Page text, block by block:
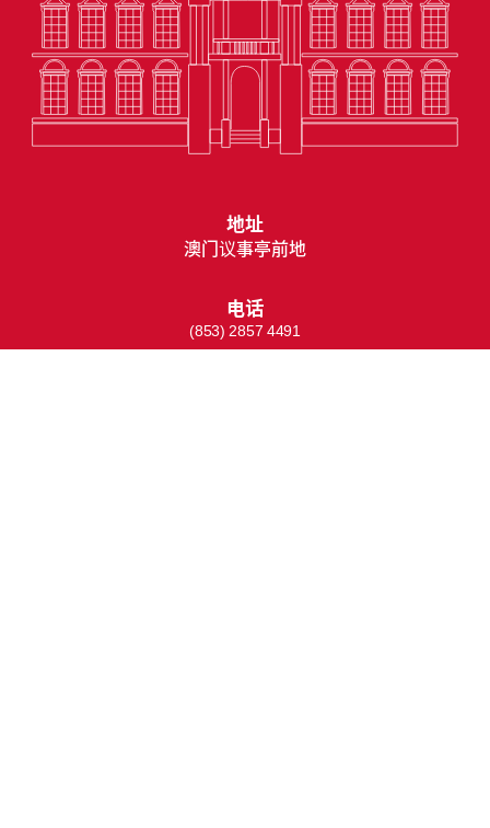
地址
澳门议事亭前地
电话
(853) 2857 4491